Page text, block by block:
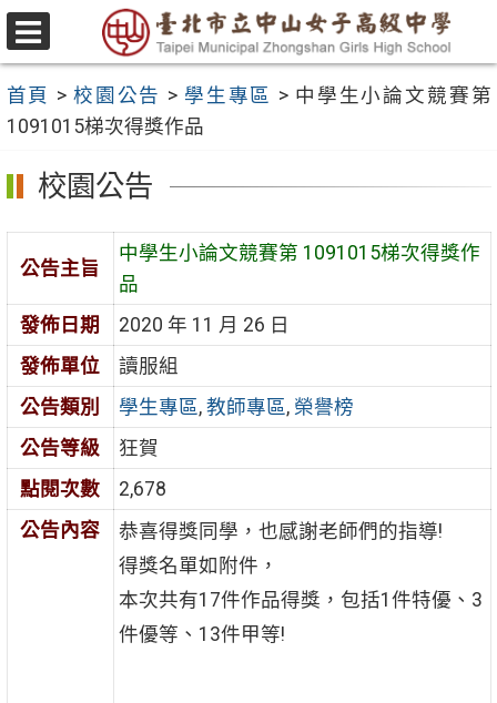
跳
至
要
內
容
區
選
單
首頁 > 校園公告 > 學生專區 > 中學生小論文競賽第
1091015梯次得獎作品
校園公告
公告主旨
中學生小論文競賽第 1091015梯次得獎作
品
發佈日期
2020 年 11 月 26 日
發佈單位
讀服組
公告類別
學生專區, 教師專區, 榮譽榜
公告等級
狂賀
點閱次數
2,678
公告內容
恭喜得獎同學，也感謝老師們的指導!
得獎名單如附件，
本次共有17件作品得獎，包括1件特優、3
件優等、13件甲等!